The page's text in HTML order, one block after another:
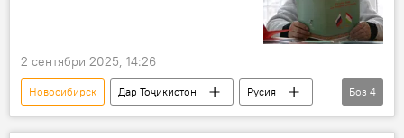
2 сентябри 2025, 14:26
Новосибирск Дар Тоҷикистон
Русия
Дар Русия
Муҳоҷират
мақомот
Боз 4